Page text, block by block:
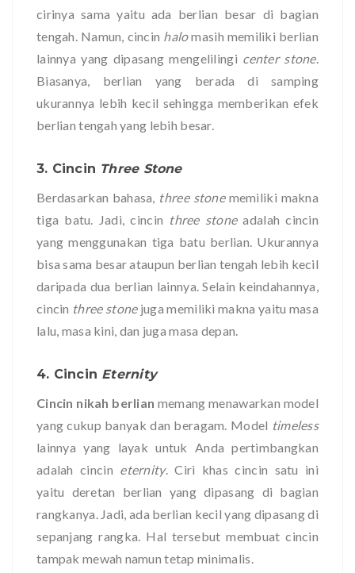
cirinya sama yaitu ada berlian besar di bagian
tengah. Namun, cincin halomasih memiliki berlian
lainnya yang dipasang mengelilingi center stone.
Biasanya, berlian yang berada di samping
ukurannya lebih kecil sehingga memberikan efek
berlian tengah yang lebih besar.
3. Cincin Three Stone
Berdasarkan bahasa, three stone memiliki makna
tiga batu. Jadi, cincin three stoneadalah cincin
yang menggunakan tiga batu berlian. Ukurannya
bisa sama besar ataupun berlian tengah lebih kecil
daripada dua berlian lainnya. Selain keindahannya,
cincin three stone juga memiliki makna yaitu masa
lalu, masa kini, dan juga masa depan.
4. Cincin Eternity
Cincin nikah berlian memang menawarkan model
yang cukup banyak dan beragam. Model timeless
lainnya yang layak untuk Anda pertimbangkan
adalah cincin eternity. Ciri khas cincin satu ini
yaitu deretan berlian yang dipasang di bagian
rangkanya. Jadi, ada berlian kecil yang dipasang di
sepanjang rangka. Hal tersebut membuat cincin
tampak mewah namun tetap minimalis.